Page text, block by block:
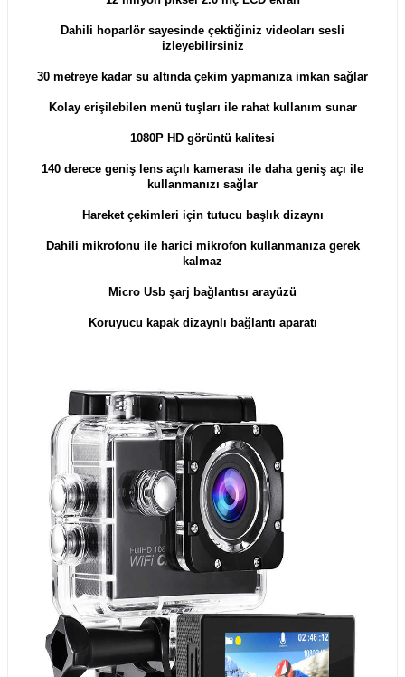
Dahili hoparlör sayesinde çektiğiniz videoları sesli
izleyebilirsiniz
30 metreye kadar su altında çekim yapmanıza imkan sağlar
Kolay erişilebilen menü tuşları ile rahat kullanım sunar
1080P HD görüntü kalitesi
140 derece geniş lens açılı kamerası ile daha geniş açı ile
kullanmanızı sağlar
Hareket çekimleri için tutucu başlık dizaynı
Dahili mikrofonu ile harici mikrofon kullanmanıza gerek
kalmaz
Micro Usb şarj bağlantısı arayüzü
Koruyucu kapak dizaynlı bağlantı aparatı